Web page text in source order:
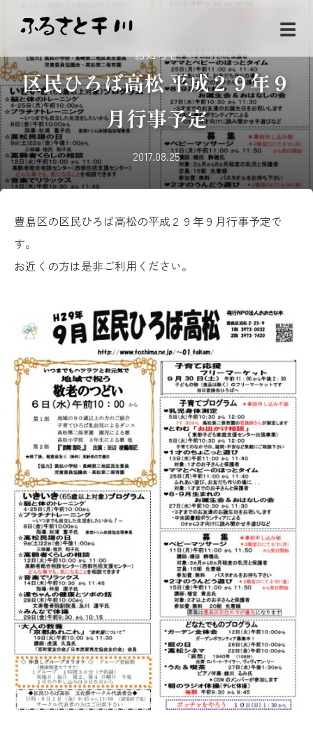
☰
お知らせ
区民ひろば高松 平成２９年９
月行事予定
2017.08.25
豊島区の区民ひろば高松の平成２９年９月行事予定で
す。
お近くの方は是非ご利用ください。